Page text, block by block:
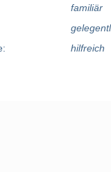
familiär
hilfreich